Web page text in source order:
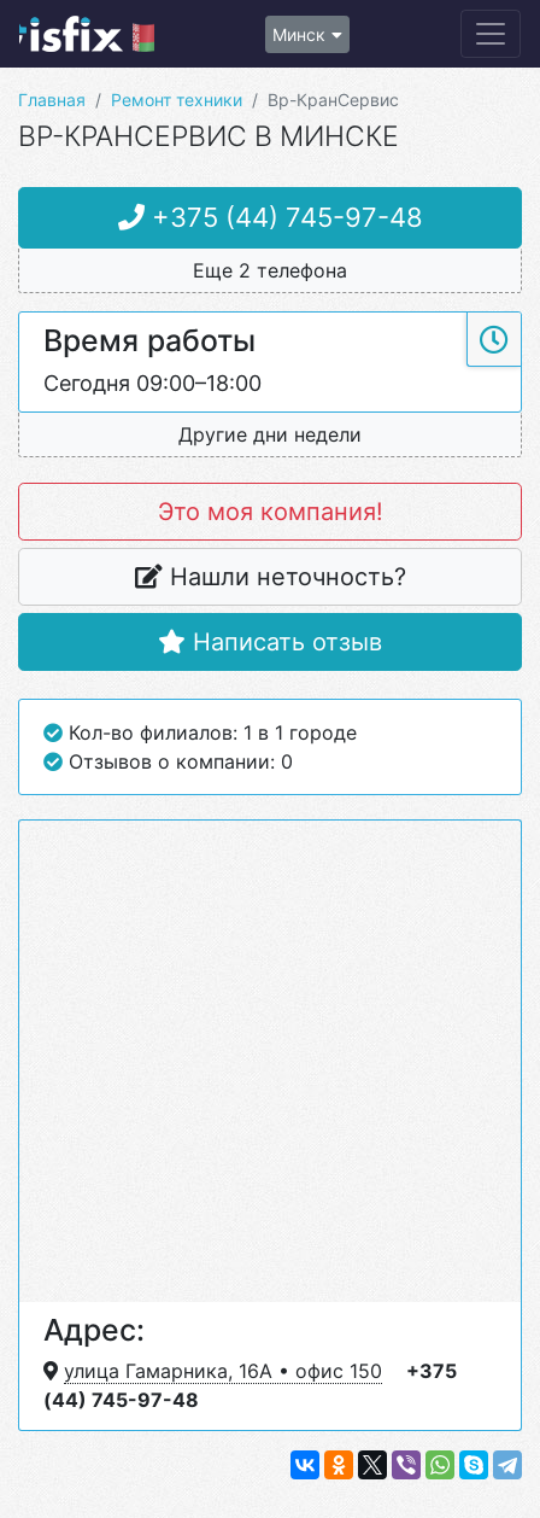
Минск
Главная Ремонт техники Вр-КранСервис
ВР-КРАНСЕРВИС В МИНСКЕ
+375 (44) 745-97-48
Еще 2 телефона
Время работы
Сегодня 09:00–18:00
Другие дни недели
Это моя компания!
Нашли неточность?
Написать отзыв
Кол-во филиалов: 1 в 1 городе
Отзывов о компании: 0
Адрес:
улица Гамарника, 16А • офис 150
+375
(44) 745-97-48